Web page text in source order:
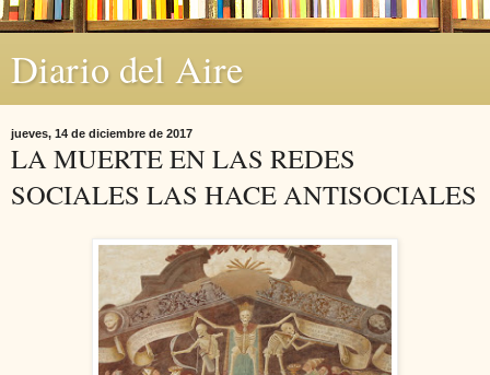
Diario del Aire
jueves, 14 de diciembre de 2017
LA MUERTE EN LAS REDES
SOCIALES LAS HACE ANTISOCIALES